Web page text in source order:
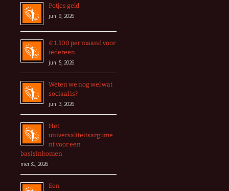
Potjes geld
juni 9, 2026
€ 1.500 per maand voor
iedereen
juni 5, 2026
Weten we nog wel wat
sociaal is?
juni 3, 2026
Het
universaliteitsargume
nt voor een
basisinkomen
mei 31, 2026
Een